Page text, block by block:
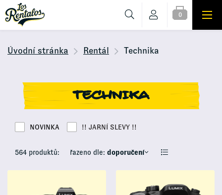
0
Úvodní stránka Rentál Technika
TECHNIKA
NOVINKA !! JARNÍ SLEVY !!
564 produktů: řazeno dle: doporučení